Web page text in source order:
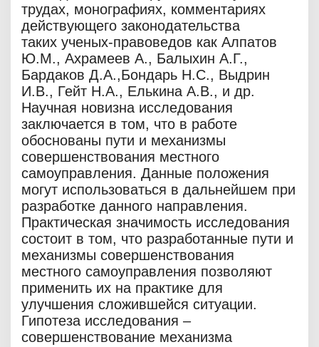
трудах, монографиях, комментариях
действующего законодательства
таких ученых-правоведов как Алпатов
Ю.М., Ахрамеев А., Балыхин А.Г.,
Бардаков Д.А.,Бондарь Н.С., Выдрин
И.В., Гейт Н.А., Елькина А.В., и др.
Научная новизна исследования
заключается в том, что в работе
обоснованы пути и механизмы
совершенствования местного
самоуправления. Данные положения
могут использоваться в дальнейшем при
разработке данного направления.
Практическая значимость исследования
состоит в том, что разработанные пути и
механизмы совершенствования
местного самоуправления позволяют
применить их на практике для
улучшения сложившейся ситуации.
Гипотеза исследования –
совершенствование механизма